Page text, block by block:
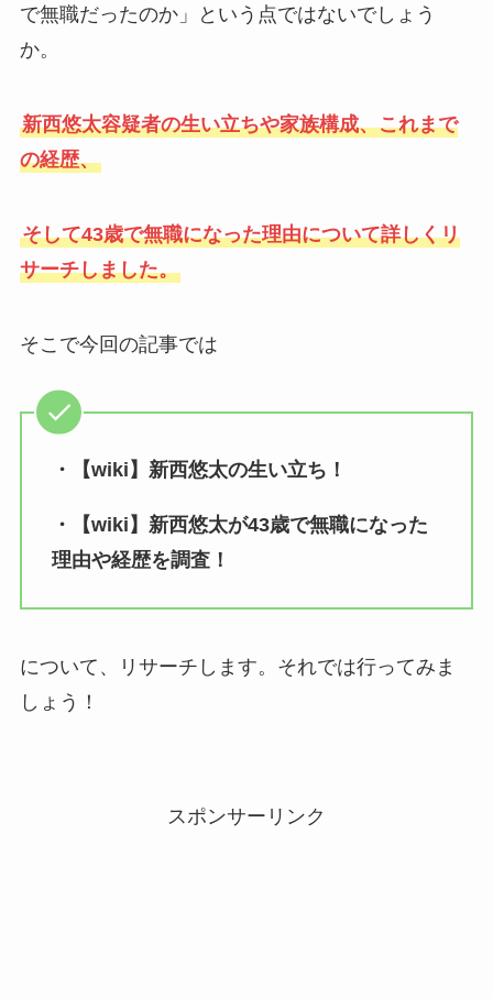
で無職だったのか」という点ではないでしょう
か。
新西悠太容疑者の生い立ちや家族構成、これまで
の経歴、
そして43歳で無職になった理由について詳しくリ
サーチしました。
そこで今回の記事では
・【wiki】新西悠太の生い立ち！
・【wiki】新西悠太が43歳で無職になった
理由や経歴を調査！
について、リサーチします。それでは行ってみま
しょう！
スポンサーリンク